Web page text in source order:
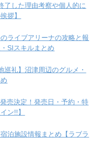
了した理由考察や個人的に
拶】
ライブアリーナの攻略と報
SIスキルまとめ
巡礼】沼津周辺のグルメ・
売決定！発売日・予約・特
ン!!】
泊施設情報まとめ【ラブラ